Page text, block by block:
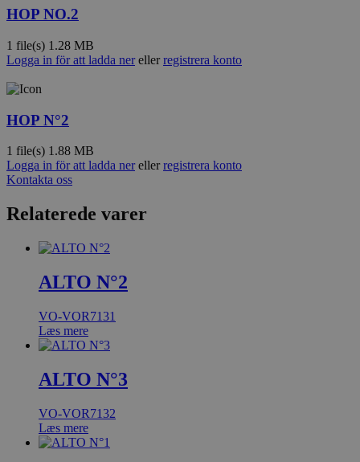
HOP NO.2
1 file(s) 1.28 MB
Logga in för att ladda nerellerregistrera konto
HOP N°2
1 file(s) 1.88 MB
Logga in för att ladda nerellerregistrera konto
Kontakta oss
Relaterede varer
ALTO N°2
VO-VOR7131
Læs mere
ALTO N°3
VO-VOR7132
Læs mere